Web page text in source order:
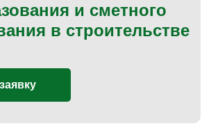
и сметного
в строительстве